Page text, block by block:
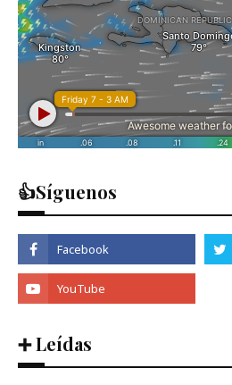
👍Síguenos
➕ Leídas